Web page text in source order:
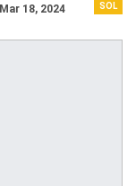
SOL
Mar 18, 2024